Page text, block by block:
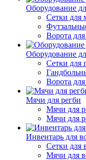
Оборудование
Сетки для
Ворота
Оборудование
Сетки для
Ворота
Мячи для регби
Мячи для
Мячи для
Инвентарь для
Сетки для
Мячи для